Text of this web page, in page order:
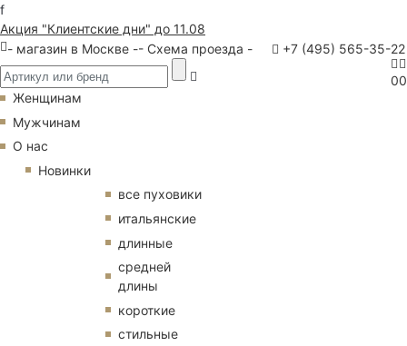
f
Акция "Клиентские дни" до 11.08
- магазин в Москве -- Схема проезда - +7 (495) 565-35-22
00
Женщинам
Мужчинам
О нас
Новинки
все пуховики
итальянские
длинные
средней
длины
короткие
стильные